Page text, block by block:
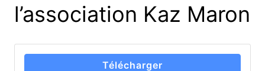
l’association Kaz Maron
Télécharger